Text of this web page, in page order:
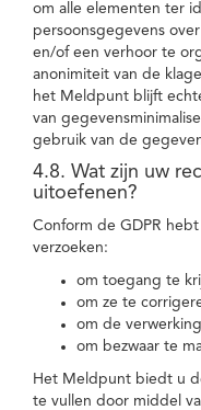
om alle elementen ter
persoonsgegevens
en/of een verhoor te
anonimiteit van de
het Meldpunt blijft
van
gebruik van de
4.8. Wat zijn uw
uitoefenen?
Conform de GDPR
verzoeken:
om toegang te
om ze te
om de
om bezwaar te
Het Meldpunt biedt u
te vullen door middel